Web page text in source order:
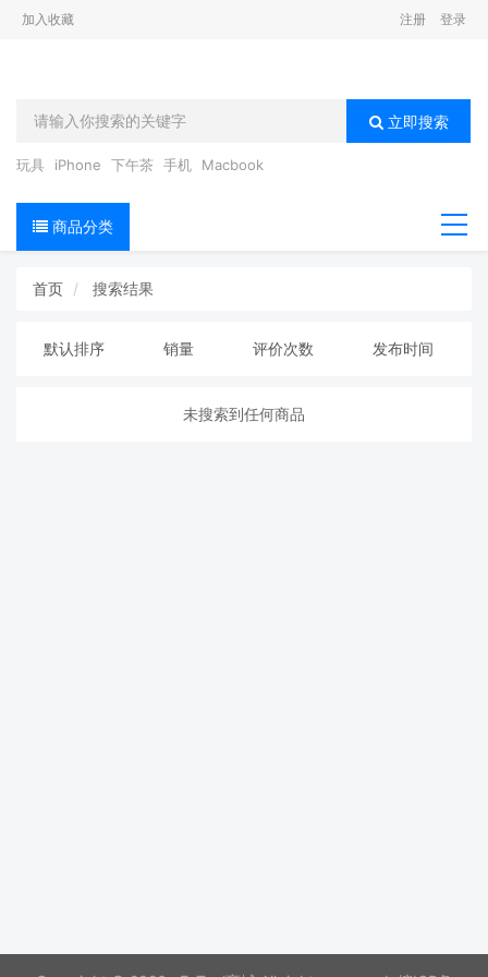
加入收藏 注册 登录
立即搜索
玩具 iPhone 下午茶 手机 Macbook
商品分类
首页 搜索结果
默认排序 销量 评价次数 发布时间
未搜索到任何商品